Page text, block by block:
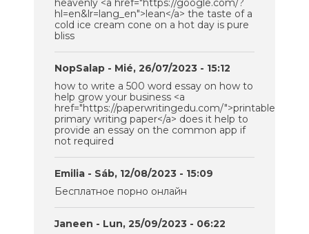
heavenly <a href="https://google.com/?
hl=en&lr=lang_en">lean</a> the taste of a
cold ice cream cone on a hot day is pure
bliss
NopSalap - Mié, 26/07/2023 - 15:12
how to write a 500 word essay on how to
help grow your business <a
href="https://paperwritingedu.com/">printable
primary writing paper</a> does it help to
provide an essay on the common app if
not required
Emilia - Sáb, 12/08/2023 - 15:09
Бесплатное порно онлайн
Janeen - Lun, 25/09/2023 - 06:22